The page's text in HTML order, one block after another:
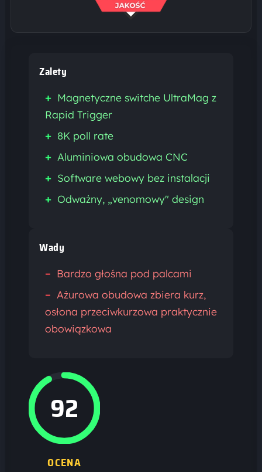
Zalety
+ Magnetyczne switche UltraMag z
Rapid Trigger
+ 8K poll rate
+ Aluminiowa obudowa CNC
+ Software webowy bez instalacji
+ Odważny, „venomowy" design
Wady
– Bardzo głośna pod palcami
– Ażurowa obudowa zbiera kurz,
osłona przeciwkurzowa praktycznie
obowiązkowa
92
OCENA